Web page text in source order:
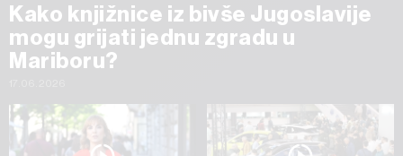
Kako knjižnice iz bivše Jugoslavije
mogu grijati jednu zgradu u
Mariboru?